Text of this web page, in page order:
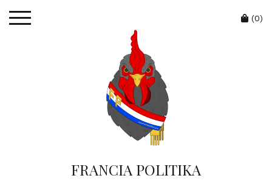
FRANCIA POLITIKA
Cart
(0)